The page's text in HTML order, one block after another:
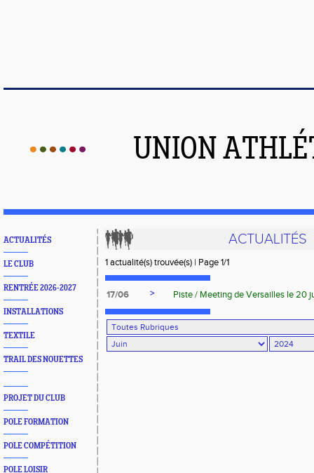
UNION
ACTUALITÉS
LE CLUB
RENTRÉE 2026-2027
INSTALLATIONS
TEXTILE
TRAIL DES NOUETTES
PROJET DU CLUB
POLE FORMATION
POLE COMPÉTITION
POLE LOISIR
ACTUALITÉS
1 actualité(s) trouvée(s) | Page 1/1
17/06 > Piste / Meeting de Versailles le 20